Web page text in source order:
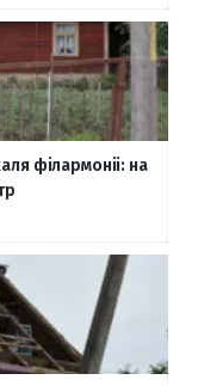
філармоніі: на